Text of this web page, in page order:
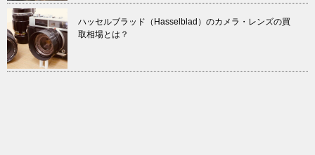
ハッセルブラッド（Hasselblad）のカメラ・レンズの買
取相場とは？